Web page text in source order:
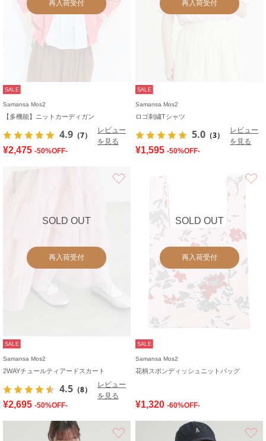
再入荷受付
SALE
Samansa Mos2
【多機能】ニットカーディガン
4.9 （7）
レビュー
を見る
¥2,475 -50%OFF-
再入荷受付
SALE
Samansa Mos2
ロゴ刺繍Tシャツ
5.0 （3）
レビュー
を見る
¥1,595 -50%OFF-
SOLD OUT
再入荷受付
SALE
Samansa Mos2
2WAYチュールティアードスカート
4.5 （8）
レビュー
を見る
¥2,695 -50%OFF-
SOLD OUT
再入荷受付
SALE
Samansa Mos2
花柄スポンディッシュニットバッグ
¥1,320 -60%OFF-